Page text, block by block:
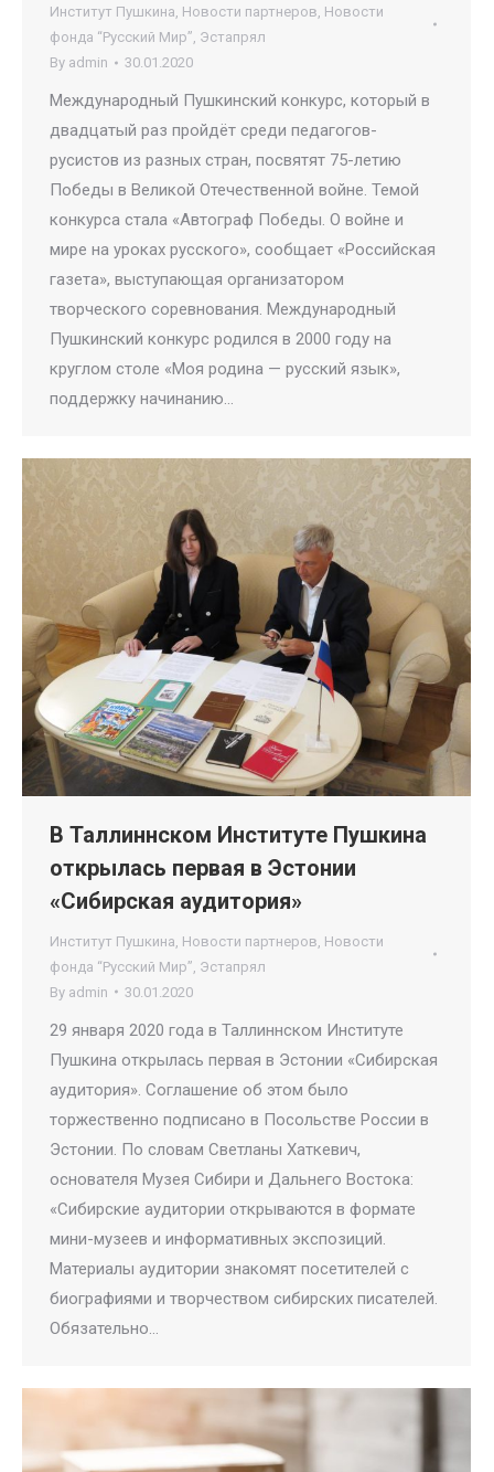
Институт Пушкина, Новости партнеров, Новости
фонда “Русский Мир”, Эстапрял
By admin 30.01.2020
Международный Пушкинский конкурс, который в
двадцатый раз пройдёт среди педагогов-
русистов из разных стран, посвятят 75-летию
Победы в Великой Отечественной войне. Темой
конкурса стала «Автограф Победы. О войне и
мире на уроках русского», сообщает «Российская
газета», выступающая организатором
творческого соревнования. Международный
Пушкинский конкурс родился в 2000 году на
круглом столе «Моя родина — русский язык»,
поддержку начинанию…
В Таллиннском Институте Пушкина
открылась первая в Эстонии
«Сибирская аудитория»
Институт Пушкина Новости партнеров Новости
фонда “Русский Мир” Эстапрял
By admin 30.01.2020
29 января 2020 года в Таллиннском Институте
Пушкина открылась первая в Эстонии «Сибирская
аудитория». Соглашение об этом было
торжественно подписано в Посольстве России в
Эстонии. По словам Светланы Хаткевич,
основателя Музея Сибири и Дальнего Востока:
«Сибирские аудитории открываются в формате
мини-музеев и информативных экспозиций.
Материалы аудитории знакомят посетителей с
биографиями и творчеством сибирских писателей.
Обязательно…